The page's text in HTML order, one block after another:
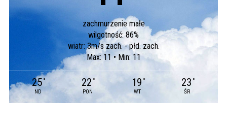
zachmurzenie małe
wilgotność: 86%
wiatr: 3m/s zach. - płd. zach.
Max: 11 • Min: 11
25 °
ND
22 °
PON
19 °
WT
23 °
ŚR